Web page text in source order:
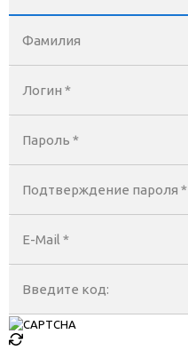
Фамилия
Логин *
Пароль *
Подтверждение пароля *
E-Mail *
Введите код: